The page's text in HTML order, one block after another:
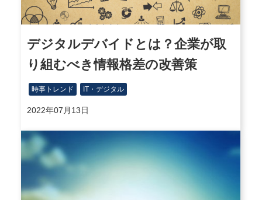
デジタルデバイドとは？企業が取
り組むべき情報格差の改善策
時事トレンド IT・デジタル
2022年07月13日